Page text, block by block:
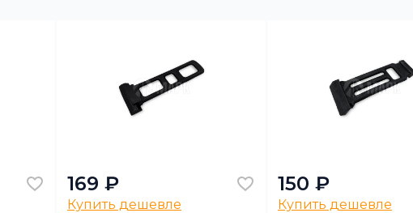
169 ₽
Купить дешевле
150 ₽
Купить дешевле